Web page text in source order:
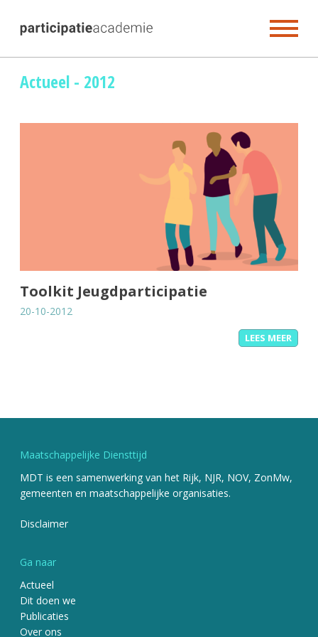
Actueel - 2012
Toolkit Jeugdparticipatie
20-10-2012
LEES MEER
Maatschappelijke Diensttijd
MDT is een samenwerking van het Rijk, NJR, NOV, ZonMw,
gemeenten en maatschappelijke organisaties.
Disclaimer
Ga naar
Actueel
Dit doen we
Publicaties
Over ons